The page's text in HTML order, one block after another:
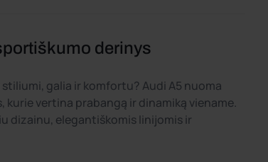
derinys
galia ir komfortu? Audi A5 nuoma
kurie vertina prabangą ir dinamiką viename.
dizainu, elegantiškomis linijomis ir